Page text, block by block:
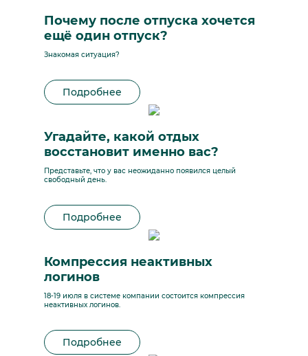
Почему после отпуска хочется
ещё один отпуск?
Знакомая ситуация?
Подробнее
Угадайте, какой отдых
восстановит именно вас?
Представьте, что у вас неожиданно появился целый
свободный день.
Подробнее
Компрессия неактивных
логинов
18-19 июля в системе компании состоится компрессия
неактивных логинов.
Подробнее